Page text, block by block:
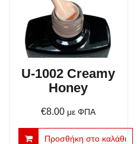
U-1002 Creamy
Honey
€8.00 με ΦΠΑ
Προσθήκη στο καλάθι